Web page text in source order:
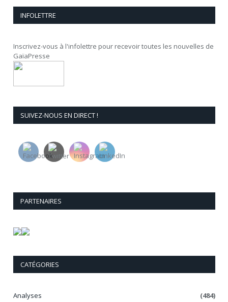
INFOLETTRE
Inscrivez-vous à l'infolettre pour recevoir toutes les nouvelles de
GaïaPresse
SUIVEZ-NOUS EN DIRECT !
PARTENAIRES
CATÉGORIES
Analyses
(484)